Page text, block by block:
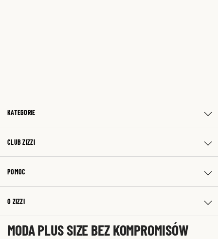
KATEGORIE
CLUB ZIZZI
POMOC
O ZIZZI
MODA PLUS SIZE BEZ KOMPROMISÓW